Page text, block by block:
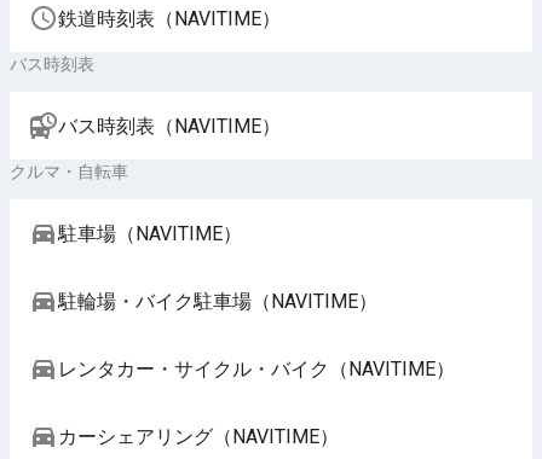
鉄道時刻表（NAVITIME）
バス時刻表
バス時刻表（NAVITIME）
クルマ・自転車
駐車場（NAVITIME）
駐輪場・バイク駐車場（NAVITIME）
レンタカー・サイクル・バイク（NAVITIME）
カーシェアリング（NAVITIME）